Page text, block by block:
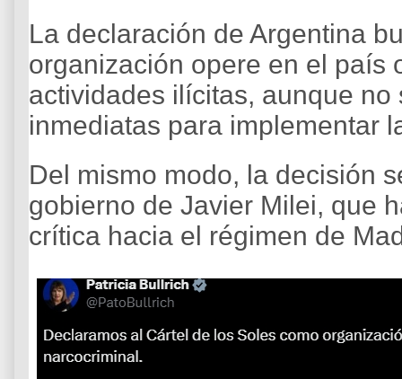
La declaración de Argentina
organización opere en el país
actividades ilícitas, aunque
inmediatas para implementar
Del mismo modo, la decisión
gobierno de Javier Milei, que
crítica hacia el régimen de